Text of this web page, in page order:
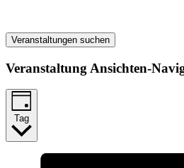
Veranstaltungen suchen
Veranstaltung Ansichten-
Tag